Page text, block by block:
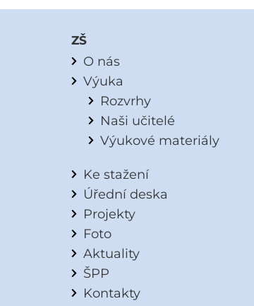
ZŠ
O nás
Výuka
Rozvrhy
Naši učitelé
Výukové materiály
Ke stažení
Úřední deska
Projekty
Foto
Aktuality
ŠPP
Kontakty